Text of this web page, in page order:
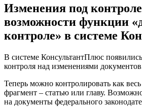
Изменения под
возможности функции
контроле» в системе
В системе КонсультантПлюс
контроля над изменениями
Теперь можно контролировать как
фрагмент – статью или главу.
на документы федерального